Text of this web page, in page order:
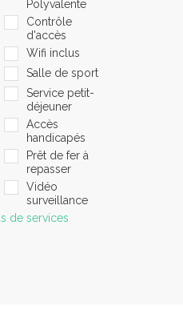
Polyvalente
Contrôle
d'accès
Wifi inclus
Salle de sport
Service petit-
déjeuner
Accès
handicapés
Prêt de fer à
repasser
Vidéo
surveillance
de services